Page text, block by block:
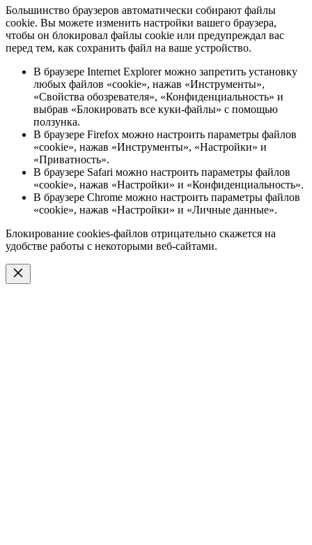
Большинство браузеров автоматически собирают файлы
cookie. Вы можете изменить настройки вашего браузера,
чтобы он блокировал файлы cookie или предупреждал вас
перед тем, как сохранить файл на ваше устройство.
В браузере Internet Explorer можно запретить установку
любых файлов «cookie», нажав «Инструменты»,
«Свойства обозревателя», «Конфиденциальность» и
выбрав «Блокировать все куки-файлы» с помощью
ползунка.
В браузере Firefox можно настроить параметры файлов
«cookie», нажав «Инструменты», «Настройки» и
«Приватность».
В браузере Safari можно настроить параметры файлов
«cookie», нажав «Настройки» и «Конфиденциальность».
В браузере Chrome можно настроить параметры файлов
«cookie», нажав «Настройки» и «Личные данные».
Блокирование cookies-файлов отрицательно скажется на
удобстве работы с некоторыми веб-сайтами.